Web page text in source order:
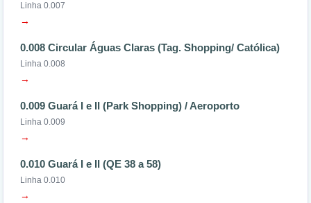
Linha 0.007
→
0.008 Circular Águas Claras (Tag. Shopping/ Católica)
Linha 0.008
→
0.009 Guará I e II (Park Shopping) / Aeroporto
Linha 0.009
→
0.010 Guará I e II (QE 38 a 58)
Linha 0.010
→